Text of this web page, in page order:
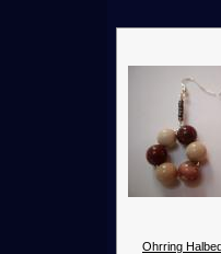
Ohrring